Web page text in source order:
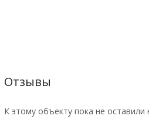
Отзывы
К этому объекту пока не оставили